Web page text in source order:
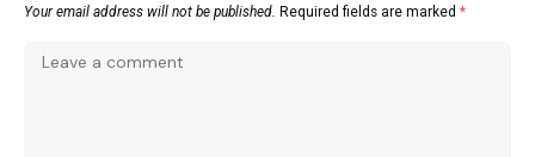
Your email address will not be published. Required fields are marked *